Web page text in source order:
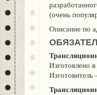
(очень
Описание по
Изготовлено